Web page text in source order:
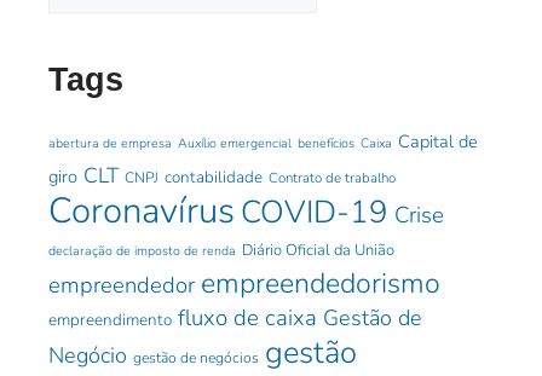
Tags
abertura de empresa Auxílio emergencial benefícios Caixa Capital de
giro CLT CNPJ contabilidade Contrato de trabalho
Coronavírus COVID-19 Crise
declaração de imposto de renda Diário Oficial da União
empreendedor empreendedorismo
empreendimento fluxo de caixa Gestão de
Negócio gestão de negócios gestão